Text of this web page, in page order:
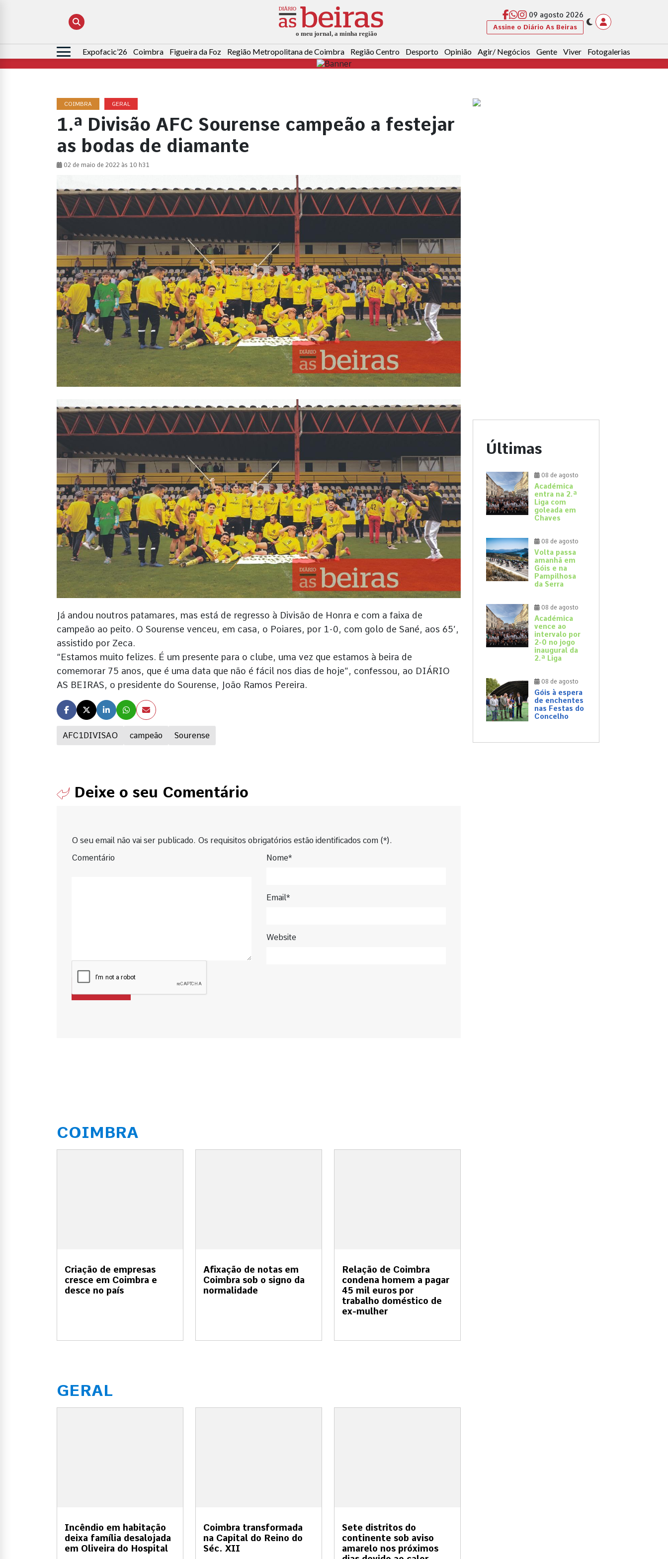
09 agosto 2026
Assine o Diário As Beiras
Pesquisar
por:
Expofacic’26 Coimbra Figueira da Foz Região Metropolitana de Coimbra Região Centro Desporto Opinião Agir/ Negócios Gente Viver Fotogalerias
COIMBRA GERAL
1.ª Divisão AFC Sourense campeão a festejar
as bodas de diamante
02 de maio de 2022 às 10 h31
AFC1DIVISAO campeão Sourense
Já andou noutros patamares, mas está de regresso à Divisão de Honra e com a faixa de
campeão ao peito. O Sourense venceu, em casa, o Poiares, por 1-0, com golo de Sané, aos 65’,
assistido por Zeca.
“Estamos muito felizes. É um presente para o clube, uma vez que estamos à beira de
comemorar 75 anos, que é uma data que não é fácil nos dias de hoje”, confessou, ao DIÁRIO
AS BEIRAS, o presidente do Sourense, João Ramos Pereira.
Deixe o seu Comentário
O seu email não vai ser publicado. Os requisitos obrigatórios estão identificados com (*).
Comentário
Nome*
Email*
Website
Últimas
08 de agosto
Académica
entra na 2.ª
Liga com
goleada em
Chaves
08 de agosto
Volta passa
amanhã em
Góis e na
Pampilhosa
da Serra
08 de agosto
Académica
vence ao
intervalo por
2-0 no jogo
inaugural da
2.ª Liga
08 de agosto
Góis à espera
de enchentes
nas Festas do
Concelho
COIMBRA
Criação de empresas
cresce em Coimbra e
desce no país
Afixação de notas em
Coimbra sob o signo da
normalidade
Relação de Coimbra
condena homem a pagar
45 mil euros por
trabalho doméstico de
ex-mulher
GERAL
Incêndio em habitação
deixa família desalojada
em Oliveira do Hospital
Coimbra transformada
na Capital do Reino do
Séc. XII
Sete distritos do
continente sob aviso
amarelo nos próximos